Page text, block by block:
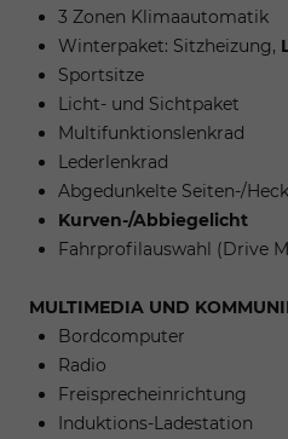
3 Zonen Klimaautomatik
Winterpaket: Sitzheizung,
Sportsitze
Licht- und Sichtpaket
Multifunktionslenkrad
Lederlenkrad
Abgedunkelte Seiten-/
Kurven-/Abbiegelicht
Fahrprofilauswahl (Drive
MULTIMEDIA UND
Bordcomputer
Radio
Freisprecheinrichtung
Induktions-Ladestation